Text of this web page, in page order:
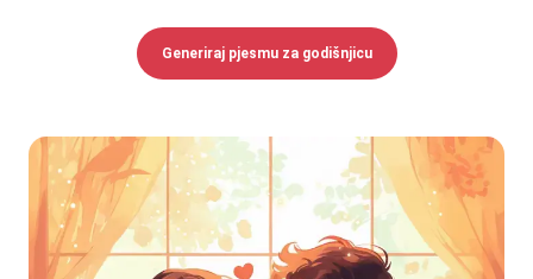
Generiraj pjesmu za godišnjicu